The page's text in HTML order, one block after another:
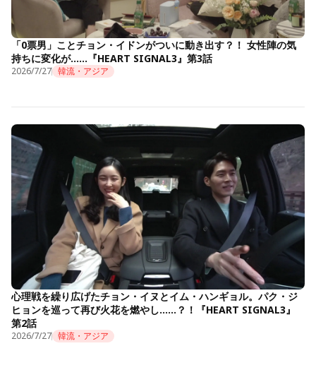
「0票男」ことチョン・イドンがついに動き出す？！ 女性陣の気
持ちに変化が……『HEART SIGNAL3』第3話
2026/7/27 韓流・アジア
心理戦を繰り広げたチョン・イヌとイム・ハンギョル。パク・ジ
ヒョンを巡って再び火花を燃やし……？！『HEART SIGNAL3』
第2話
2026/7/27 韓流・アジア